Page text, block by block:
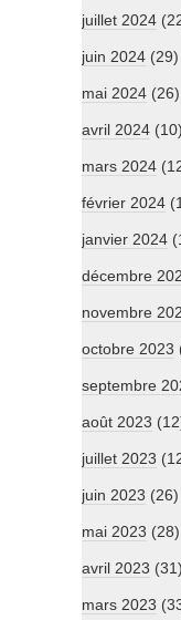
juillet 2024
juin 2024 (29)
mai 2024 (26)
avril 2024 (10)
mars 2024
février 2024
janvier 2024
décembre
novembre
octobre 2023
septembre
août 2023
juillet 2023
juin 2023 (26)
mai 2023 (28)
avril 2023 (31)
mars 2023